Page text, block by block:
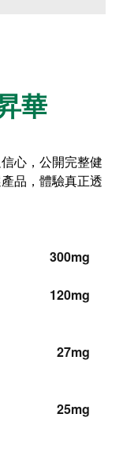
華
心，公開完整健
品，體驗真正透
300mg
120mg
27mg
25mg